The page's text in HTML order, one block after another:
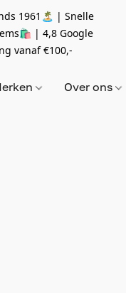
1961🏝 | Snelle
| 4,8 Google
vanaf€100,-
Over ons